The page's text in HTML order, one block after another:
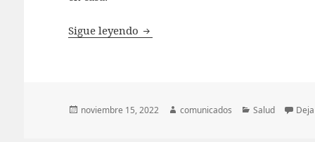
Sigue leyendo ¡Remedios caseros para la
Publicado
noviembre 15, 2022 Autor
comunicados Categorías
Salud